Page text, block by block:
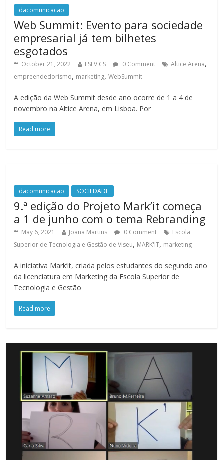
dacomunicacao
Web Summit: Evento para sociedade
empresarial já tem bilhetes
esgotados
October 21, 2022 ESEV CS 0 Comment Altice Arena,
empreendedorismo, marketing,WebSummit
A edição da Web Summit desde ano ocorre de 1 a 4 de
novembro na Altice Arena, em Lisboa. Por
Read more
dacomunicacao SOCIEDADE
9.ª edição do Projeto Mark’it começa
a 1 de junho com o tema Rebranding
May 6, 2021 Joana Martins 0 Comment
Escola
Superior de Tecnologia e Gestão de Viseu, MARK'IT, marketing
A iniciativa Mark’it, criada pelos estudantes do segundo ano
da licenciatura em Marketing da Escola Superior de
Tecnologia e Gestão
Read more